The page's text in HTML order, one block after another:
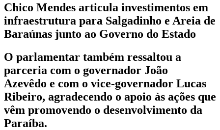
Chico Mendes articula investimentos em
infraestrutura para Salgadinho e Areia de
Baraúnas junto ao Governo do Estado
O parlamentar também ressaltou a
parceria com o governador João
Azevêdo e com o vice-governador Lucas
Ribeiro, agradecendo o apoio às ações que
vêm promovendo o desenvolvimento da
Paraíba.